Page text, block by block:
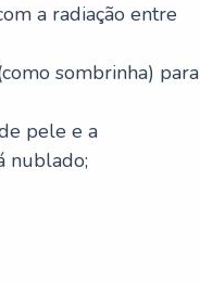
a radiação entre
sombrinha) para
pele e a
nublado;